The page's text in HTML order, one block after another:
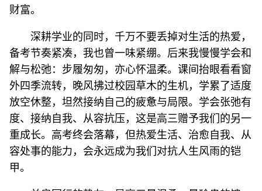
财富。
深耕学业的同时，千万不要丢掉对生活的热爱，
备考节奏紧凑，我也曾一味紧绷。后来我慢慢学会和
解与松弛：步履匆匆，亦心怀温柔。课间抬眼看看窗
外四季流转，晚风拂过校园草木的生机，学累了适度
放空休整，坦然接纳自己的疲惫与局限。学会张弛有
度、接纳自我、从容抗压，这是高三赠予我们的另一
重成长。高考终会落幕，但热爱生活、治愈自我、从
容处事的能力，会永远成为我们对抗人生风雨的铠
甲。